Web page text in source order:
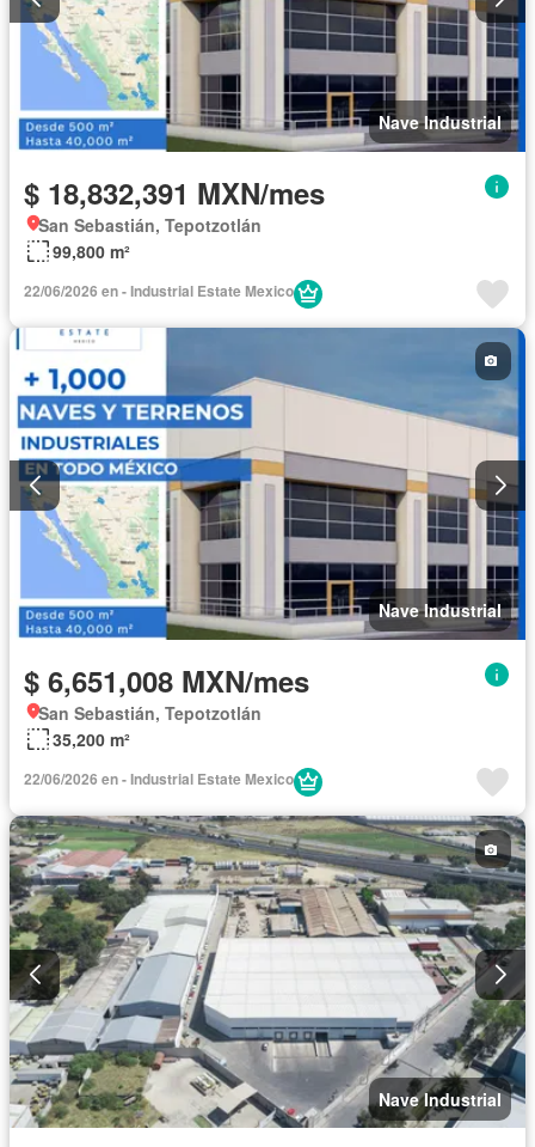
Nave Industrial
$ 18,832,391 MXN/mes
San Sebastián, Tepotzotlán
99,800 m²
22/06/2026 en - Industrial Estate Mexico
Nave Industrial
$ 6,651,008 MXN/mes
San Sebastián, Tepotzotlán
35,200 m²
22/06/2026 en - Industrial Estate Mexico
Nave Industrial